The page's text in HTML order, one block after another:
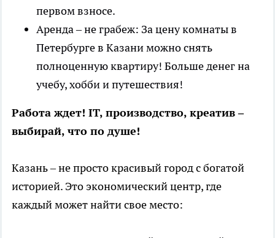
первом взносе.
Аренда – не грабеж: За цену комнаты в
Петербурге в Казани можно снять
полноценную квартиру! Больше денег на
учебу, хобби и путешествия!
Работа ждет! IT, производство, креатив –
выбирай, что по душе!
Казань – не просто красивый город с богатой
историей. Это экономический центр, где
каждый может найти свое место: